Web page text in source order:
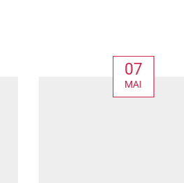
07
MAI